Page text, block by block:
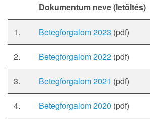
Dokumentum neve (letöltés)
1. Betegforgalom 2023 (pdf)
2. Betegforgalom 2022 (pdf)
3. Betegforgalom 2021 (pdf)
4. Betegforgalom 2020 (pdf)